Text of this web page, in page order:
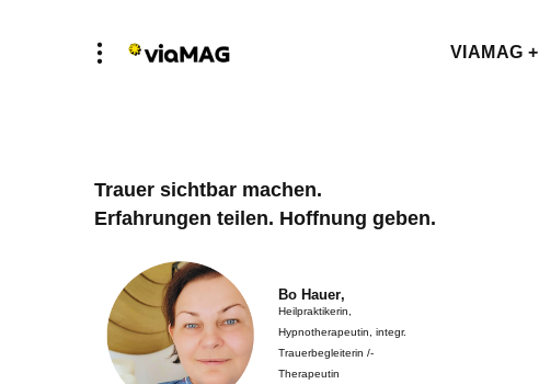
VIAMAG +
Trauer sichtbar machen.
Erfahrungen teilen. Hoffnung geben.
Bo Hauer,
Heilpraktikerin,
Hypnotherapeutin, integr.
Trauerbegleiterin /-
Therapeutin